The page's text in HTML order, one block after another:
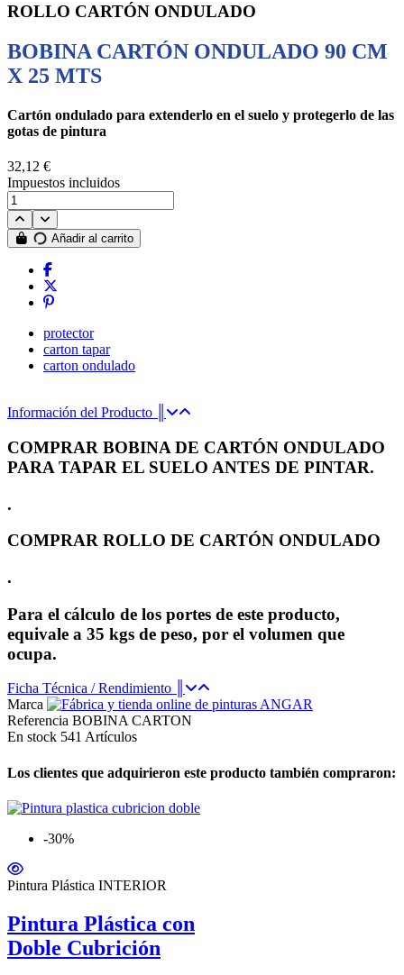
ROLLO CARTÓN ONDULADO
BOBINA CARTÓN ONDULADO 90 CM
X 25 MTS
Cartón ondulado para extenderlo en el suelo y protegerlo de las
gotas de pintura
32,12 €
Impuestos incluidos
Añadir al carrito
protector
carton tapar
carton ondulado
Información del Producto ║
COMPRAR BOBINA DE CARTÓN ONDULADO
PARA TAPAR EL SUELO ANTES DE PINTAR.
.
COMPRAR ROLLO DE CARTÓN ONDULADO
.
Para el cálculo de los portes de este producto,
equivale a 35 kgs de peso, por el volumen que
ocupa.
Ficha Técnica / Rendimiento ║
Marca
Referencia BOBINA CARTON
En stock 541 Artículos
Los clientes que adquirieron este producto también compraron:
-30%
Pintura Plástica INTERIOR
Pintura Plástica con
Doble Cubrición